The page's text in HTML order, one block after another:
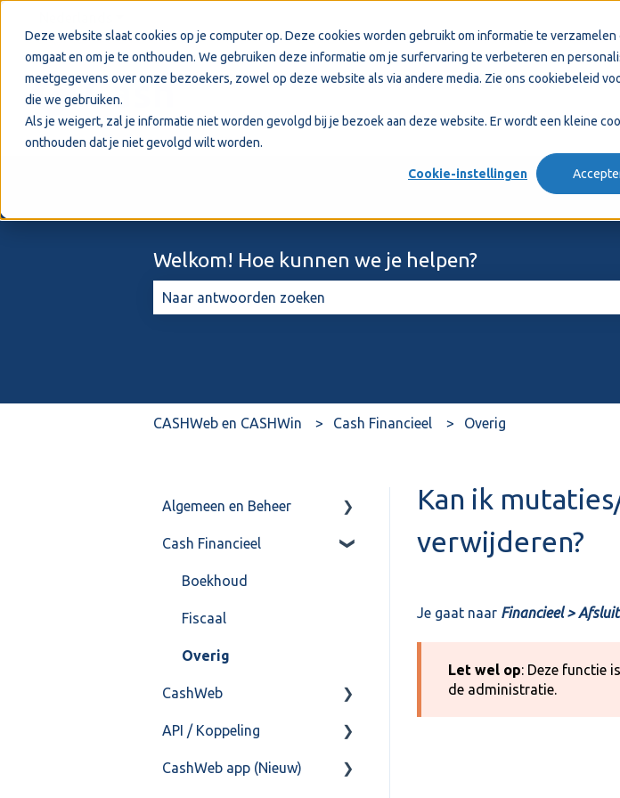
Deze website slaat cookies op je computer op. Deze cookies worden gebruikt om informatie te
omgaat en om je te onthouden. We gebruiken deze informatie om je surfervaring te verbeteren en
meetgegevens over onze bezoekers, zowel op deze website als via andere media. Zie ons cookiebeleid
die we gebruiken.
Als je weigert, zal je informatie niet worden gevolgd bij je bezoek aan deze website. Er wordt een kleine
onthouden dat je niet gevolgd wilt worden.
Cookie-instellingen
Welkom! Hoe kunnen we je helpen?
CASHWeb en CASHWin Cash Financieel Overig
Kan ik
verwijderen?
Je gaat naar Financieel >
Let wel op: Deze functie is
de administratie.
Algemeen en Beheer
Bank(koppeling)
Import/Export
Postbus
Training & Consultancy
Overig
Cash Financieel
Boekhoud
Fiscaal
Overig
CashWeb
CashHero Layout
Mailen vanuit CASHWeb
API / Koppeling
Algemeen
CashWeb app (Nieuw)